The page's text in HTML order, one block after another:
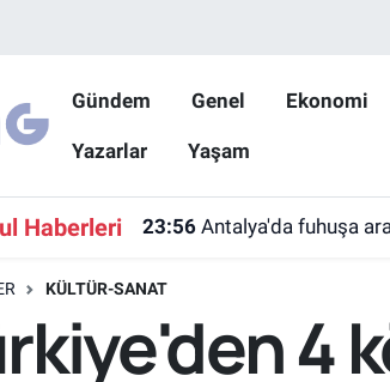
Gündem Genel Ekonomi
Yazarlar Yaşam
Haberleri 23:56 Antalya'da fuhuşa
KÜLTÜR-SANAT
4
Vakitleri
Durumu ve Fikstür